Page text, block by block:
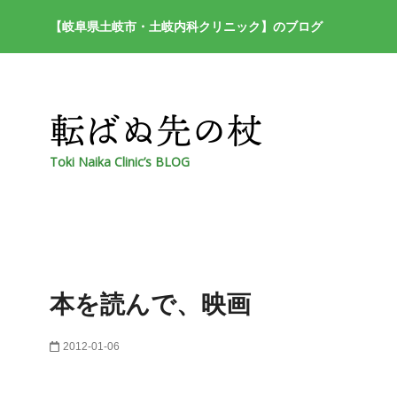
【岐阜県土岐市・土岐内科クリニック】のブログ
Toki Naika Clinic’s BLOG
本を読んで、映画
2012-01-06